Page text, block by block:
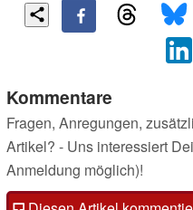
Kommentare
Fragen, Anregungen,
Artikel? - Uns interessiert
Anmeldung möglich)!